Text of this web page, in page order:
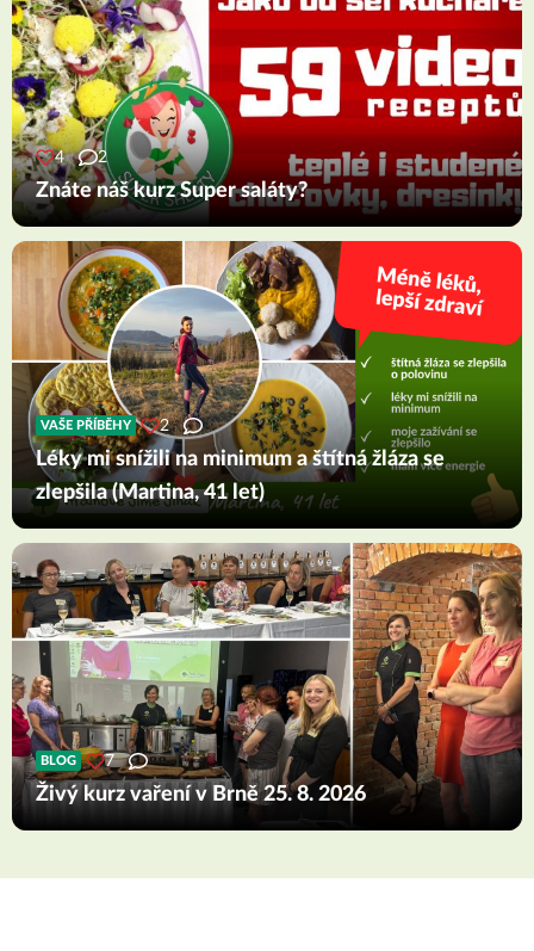
4 2
Znáte náš kurz Super saláty?
VAŠE PŘÍBĚHY 2
Léky mi snížili na minimum a štítná žláza se
zlepšila (Martina, 41 let)
BLOG 7
Živý kurz vaření v Brně 25. 8. 2026